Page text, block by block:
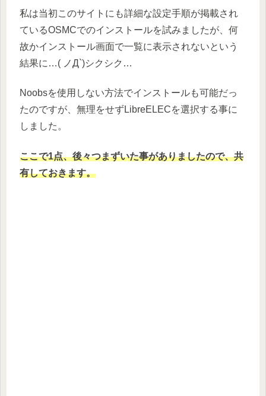
私は当初このサイトにも詳細な設定手順が掲載され
ているOSMCでのインストールを試みましたが、何
故かインストール画面で一覧に表示されないという
結果に…( ノД`)シクシク…
Noobsを使用しない方法でインストールも可能だっ
たのですが、無理をせずLibreELECを選択する事に
しました。
ここで1点、後々つまずいた事がありましたので、共
有しておきます。